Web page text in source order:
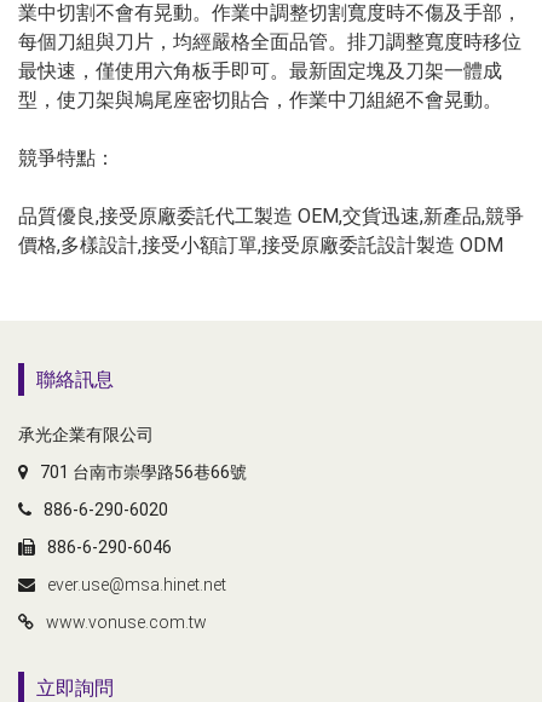
業中切割不會有晃動。作業中調整切割寬度時不傷及手部，
每個刀組與刀片，均經嚴格全面品管。排刀調整寬度時移位
最快速，僅使用六角板手即可。最新固定塊及刀架一體成
型，使刀架與鳩尾座密切貼合，作業中刀組絕不會晃動。
競爭特點：
品質優良,接受原廠委託代工製造 OEM,交貨迅速,新產品,競爭
價格,多樣設計,接受小額訂單,接受原廠委託設計製造 ODM
聯絡訊息
承光企業有限公司
701 台南市崇學路56巷66號
886-6-290-6020
886-6-290-6046
ever.use@msa.hinet.net
www.vonuse.com.tw
立即詢問